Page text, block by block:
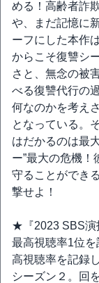
める！高齢者詐
や、まだ記憶に
ーフにした本作
からこそ復讐シ
さと、無念の被
べる復讐代行の
何なのかを考え
となっている。
はだかるのは最
ー”最大の危機
守ることができ
撃せよ！
★『2023 SBS演
最高視聴率1位
高視聴率を記録
シーズン２。回